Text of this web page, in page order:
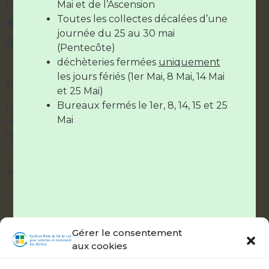
Gérer le consentement
aux cookies
contact@syndicatvaldeloir.fr
Contactez-nous
Syndicatvaldeloir.fr
HORAIRES DES BUREAUX
Lundi et Vendredi :9h – 12h / 14h – 17h
Mardi et Jeudi :
Délibérations
journée)
Le vendredi de7H30 à 12H30et de
17H à 19H
Les déchèteries sont ferméesle14
et le 15 Août
Mai et de l’Ascension
Toutes les collectes décalées d’une
journée du 25 au 30 mai
(Pentecôte)
déchèteries fermées uniquement
les jours fériés (1er Mai, 8 Mai, 14 Mai
et 25 Mai)
Bureaux fermés le 1er, 8, 14, 15 et 25
Mai